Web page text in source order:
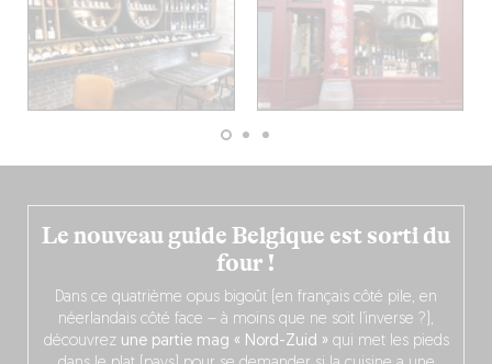
Le nouveau guide Belgique est sorti du
four !
Dans ce quatrième opus bigoût (en français côté pile, en
néerlandais côté face – à moins que ne soit l’inverse ?),
découvrez une partie mag « Nord-Zuid » qui met les pieds